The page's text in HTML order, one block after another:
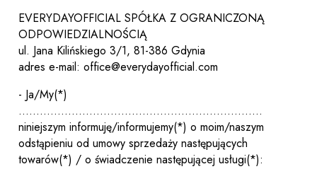
EVERYDAYOFFICIAL SPÓŁKA Z OGRANICZONĄ
ODPOWIEDZIALNOŚCIĄ
ul. Jana Kilińskiego 3/1, 81-386 Gdynia
adres e-mail: office@everydayofficial.com
- Ja/My(*)
.....................................................................
niniejszym informuję/informujemy(*) o moim/naszym
odstąpieniu od umowy sprzedaży następujących
towarów(*) / o świadczenie następującej usługi(*):